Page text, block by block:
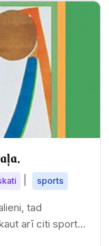
sports
tad
arī citi sporta